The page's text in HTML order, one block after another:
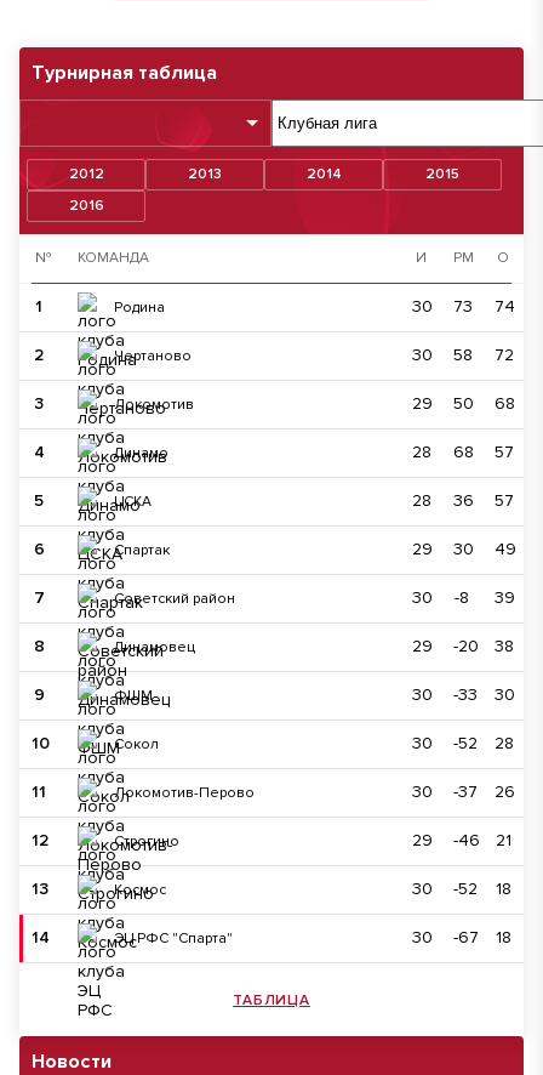
Турнирная таблица
2012 2013 2014
2015
2016
№ КОМАНДА И РМ О
1 Родина 30 73 74
2 Чертаново 30 58 72
3 Локомотив 29 50 68
4 Динамо 28 68 57
5 ЦСКА 28 36 57
6 Спартак 29 30 49
7 Советский район 30 -8 39
8 Динамовец 29 -20 38
9 ФШМ 30 -33 30
10 Сокол 30 -52 28
11 Локомотив-Перово 30 -37 26
12 Строгино 29 -46 21
13 Космос 30 -52 18
14 ЭЦ РФС "Спарта" 30 -67 18
ТАБЛИЦА
Новости